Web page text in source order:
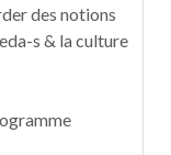
des notions
s & la culture